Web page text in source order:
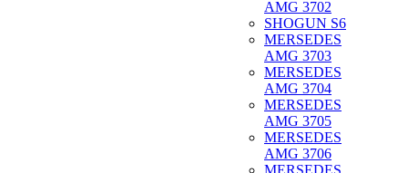
AMG 3702
SHOGUN S6
MERSEDES
AMG 3703
MERSEDES
AMG 3704
MERSEDES
AMG 3705
MERSEDES
AMG 3706
MERSEDES